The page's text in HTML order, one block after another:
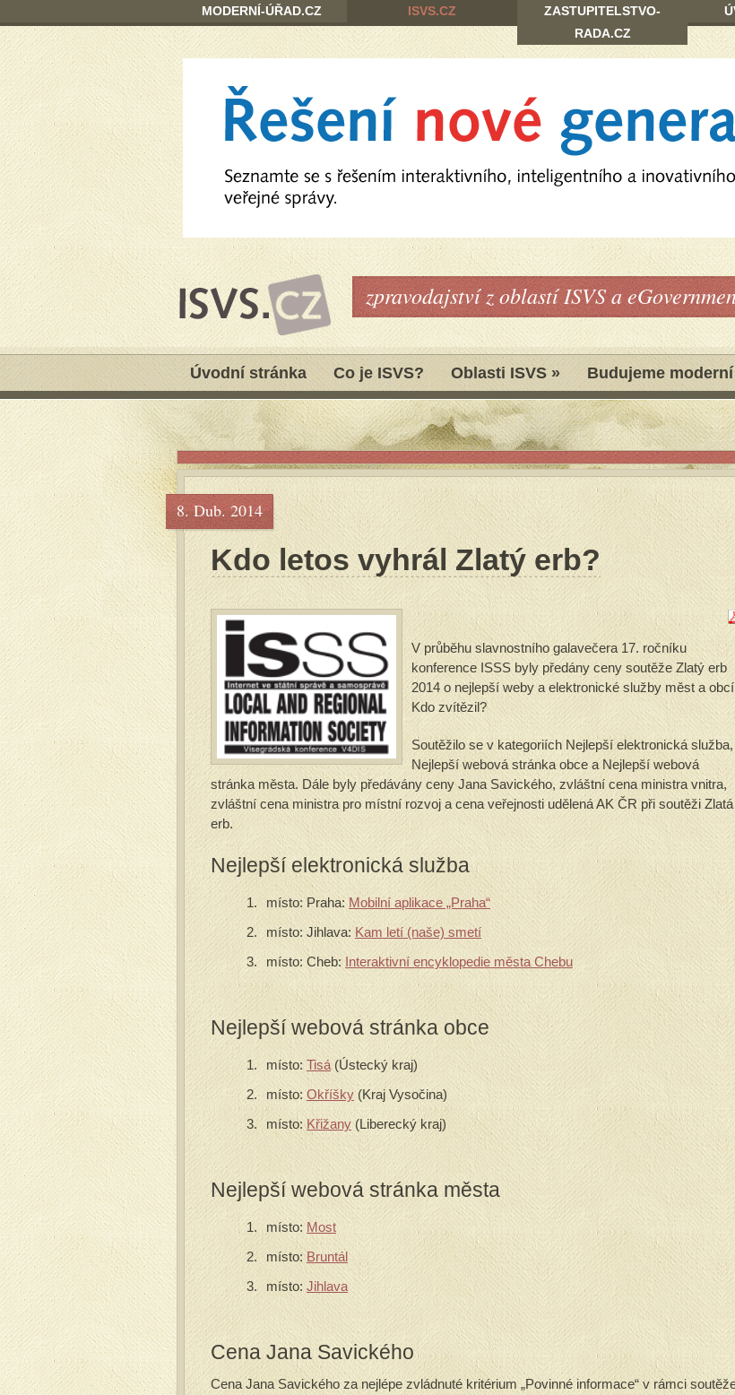
zpravodajství z oblastí ISVS a
Úvodní stránka Co je ISVS? Oblasti ISVS » Budujeme moderní
8. Dub. 2014
Kdo letos vyhrál Zlatý erb?
V průběhu slavnostního galavečera 17. ročníku
konference ISSS byly předány ceny soutěže Zlatý erb
2014 o nejlepší weby a elektronické služby měst a
Kdo zvítězil?
Soutěžilo se v kategoriích Nejlepší elektronická služba,
Nejlepší webová stránka obce a Nejlepší webová
stránka města. Dále byly předávány ceny Jana Savického, zvláštní cena ministra vnitra,
zvláštní cena ministra pro místní rozvoj a cena veřejnosti udělená AK ČR při soutěži Zlatá
erb.
Nejlepší elektronická služba
místo: Praha:Mobilní aplikace „Praha“
místo: Jihlava: Kam letí (naše) smetí
místo: Cheb: Interaktivní encyklopedie města Chebu
Nejlepší webová stránka obce
místo: Tisá(Ústecký kraj)
místo: Okříšky(Kraj Vysočina)
místo: Křižany(Liberecký kraj)
Nejlepší webová stránka města
místo: Most
místo: Bruntál
místo: Jihlava
Cena Jana Savického
Cena Jana Savického za nejlépe zvládnuté kritérium „Povinné informace“ v rámci
MODERNÍ-ÚŘAD.CZ ISVS.CZ
ZASTUPITELSTVO-
RADA.CZ